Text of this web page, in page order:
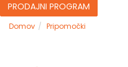
PRODAJNI PROGRAM
Domov Pripomočki